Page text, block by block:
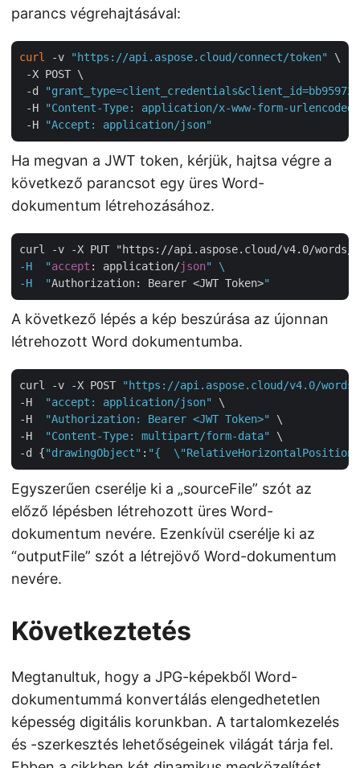
parancs végrehajtásával:
curl -v "https://api.aspose.cloud/connect/token"
\
-X POST \
-d
"grant_type=client_credentials&client_id=bb959721-
-H
"Content-Type: application/x-www-form-urlencoded"
-H
"Accept: application/json"
Ha megvan a JWT token, kérjük, hajtsa végre a
következő parancsot egy üres Word-
dokumentum létrehozásához.
curl -v -X PUT "https://api.aspose.cloud/v4.0/words/
-H  "accept : application/json" \
-H  "Authorization: Bearer <JWT Token>
A következő lépés a kép beszúrása az újonnan
létrehozott Word dokumentumba.
curl -v -X POST
"https://api.aspose.cloud/v4.0/
-H
"accept: application/json"
\
-H
"Authorization: Bearer <JWT Token>"
\
-H
"Content-Type: multipart/form-data"
\
-d {"drawingObject" : "{
Egyszerűen cserélje ki a „sourceFile” szót az
előző lépésben létrehozott üres Word-
dokumentum nevére. Ezenkívül cserélje ki az
“outputFile” szót a létrejövő Word-dokumentum
nevére.
Következtetés
Megtanultuk, hogy a JPG-képekből Word-
dokumentummá konvertálás elengedhetetlen
képesség digitális korunkban. A tartalomkezelés
és -szerkesztés lehetőségeinek világát tárja fel.